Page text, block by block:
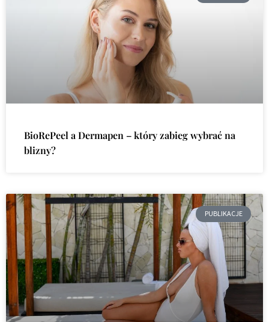
BioRePeel a Dermapen – który zabieg wybrać na
blizny?
PUBLIKACJE